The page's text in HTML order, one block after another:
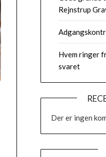
Rejnstrup
Hvem ringer
svaret
Der er ingen